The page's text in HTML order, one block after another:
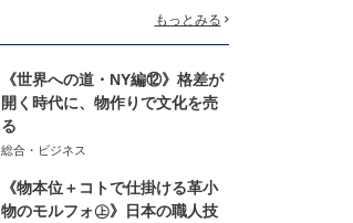
もっとみる
《世界への道・NY編⑫》格差が
開く時代に、物作りで文化を売
る
総合・ビジネス
《物本位＋コトで仕掛ける革小
物のモルフォ㊤》日本の職人技